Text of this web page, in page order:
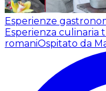
Esperienze
Esperienza culinaria
romaniOspitato da